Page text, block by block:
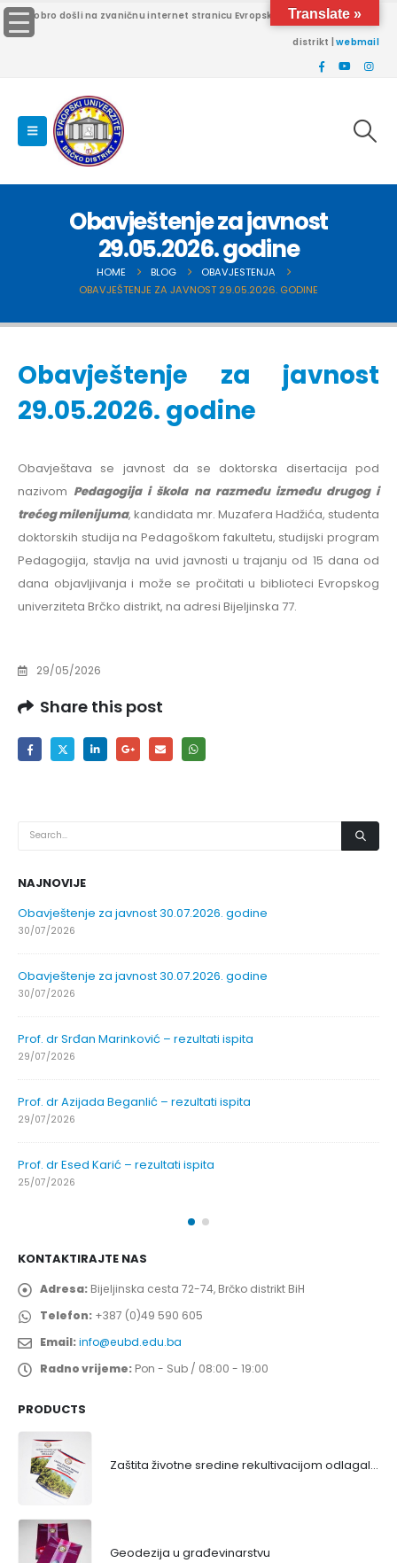
Dobro došli na zvaničnu internet stranicu Evropskog univerziteta Brčko
distrikt |webmail
Obavještenje za javnost
29.05.2026. godine
HOME BLOG
OBAVJESTENJA
OBAVJEŠTENJE ZA JAVNOST 29.05.2026. GODINE
Obavještenje za javnost
29.05.2026. godine
Obavještava se javnost da se doktorska disertacija pod
nazivom Pedagogija i škola na razmeđu između drugog i
trećeg milenijuma, kandidata mr. Muzafera Hadžića, studenta
doktorskih studija na Pedagoškom fakultetu, studijski program
Pedagogija, stavlja na uvid javnosti u trajanju od 15 dana od
dana objavljivanja i može se pročitati u biblioteci Evropskog
univerziteta Brčko distrikt, na adresi Bijeljinska 77.
29/05/2026
Share this post
NAJNOVIJE
Obavještenje za javnost 30.07.2026. godine
30/07/2026
Obavještenje za javnost 30.07.2026. godine
30/07/2026
Prof. dr Srđan Marinković – rezultati ispita
29/07/2026
Prof. dr Azijada Beganlić – rezultati ispita
29/07/2026
Prof. dr Esed Karić – rezultati ispita
25/07/2026
KONTAKTIRAJTE NAS
Adresa: Bijeljinska cesta 72-74, Brčko distrikt BiH
Telefon: +387 (0)49 590 605
Email:info@eubd.edu.ba
Radno vrijeme: Pon - Sub / 08:00 - 19:00
PRODUCTS
Zaštita životne sredine rekultivacijom odlagališta
Geodezija u građevinarstvu
Translate »